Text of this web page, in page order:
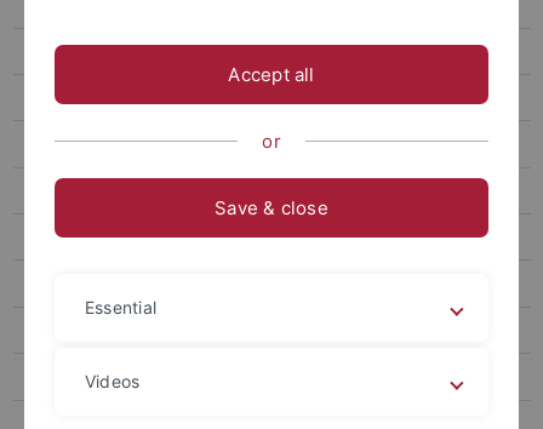
Box ohne Bild mit Rahmen
Box mit Bild mit Rahmen
Box weiß
Box anthrazit
Pfeile weiß
Box kompakt
Accept all
or
Save & close
Essential
Videos